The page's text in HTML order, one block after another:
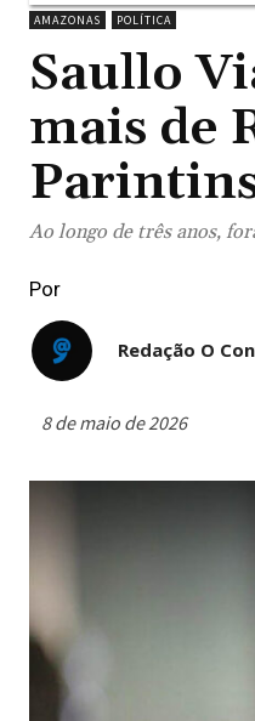
AMAZONAS POLÍTICA
Saullo
mais de
Ao longo de três anos,
Por
Redação O
8 de maio de 2026